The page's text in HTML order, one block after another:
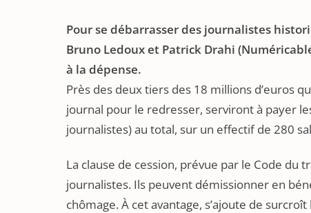
Pour se débarrasser des journalistes
Bruno Ledoux et Patrick Drahi
à la dépense.
Près des deux tiers des 18 millions d’euros
journal pour le redresser, serviront à payer
journalistes) au total, sur un effectif de 280
La clause de cession, prévue par le Code du
journalistes. Ils peuvent démissionner en
chômage. À cet avantage, s’ajoute de